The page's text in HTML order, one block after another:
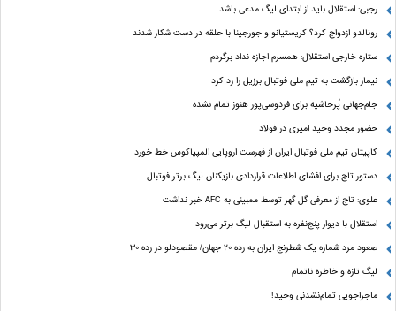
رجبی: استقلال باید از ابتدای لیگ مدعی باشد
رونالدو ازدواج کرد؟ کریستیانو و جورجینا با حلقه در دست شکار شدند
ستاره خارجی استقلال: همسرم اجازه نداد برگردم
نیمار بازگشت به تیم ملی فوتبال برزیل را رد کرد
جام‌جهانی پُرحاشیه برای فردوسی‌پور هنوز تمام نشده
حضور مجدد وحید امیری در فولاد
کاپیتان تیم ملی فوتبال ایران از فهرست اروپایی المپیاکوس خط خورد
دستور تاج برای افشای اطلاعات قراردادی بازیکنان لیگ برتر فوتبال
علوی: تاج از معرفی گل گهر توسط ممبینی به AFC خبر نداشت
استقلال با دیوار پنج‌نفره به استقبال لیگ برتر می‌رود
صعود مرد شماره یک شطرنج ایران به رده ۲۰ جهان/ مقصودلو در رده ۳۰
لیگ تازه و خاطره ناتمام
ماجراجویی تمام‌نشدنی وحید!